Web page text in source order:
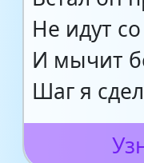
Не идут
И мычит
Шаг я